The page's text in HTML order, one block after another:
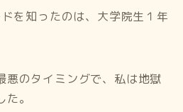
を知ったのは、大学院生１年
悪のタイミングで、私は地獄
。